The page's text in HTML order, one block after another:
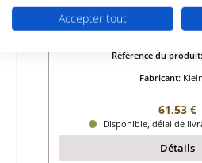
Kleining Tao pierre
gauche
Référence du produit:
Fabricant:
Prix
61,53 €
Disponible, délai de
Détails
Accepter tout